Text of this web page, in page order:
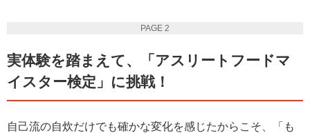
PAGE 2
実体験を踏まえて、「アスリートフードマ
イスター検定」に挑戦！
自己流の自炊だけでも確かな変化を感じたからこそ、「も